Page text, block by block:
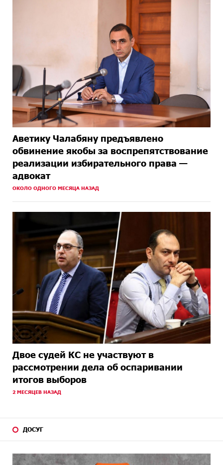
Аветику Чалабяну предъявлено
обвинение якобы за воспрепятствование
реализации избирательного права —
адвокат
ОКОЛО ОДНОГО МЕСЯЦА НАЗАД
Двое судей КС не участвуют в
рассмотрении дела об оспаривании
итогов выборов
2 МЕСЯЦЕВ НАЗАД
ДОСУГ